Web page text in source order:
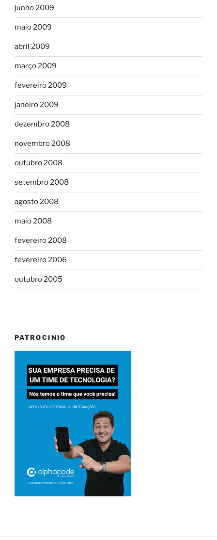
junho 2009
maio 2009
abril 2009
março 2009
fevereiro 2009
janeiro 2009
dezembro 2008
novembro 2008
outubro 2008
setembro 2008
agosto 2008
maio 2008
fevereiro 2008
fevereiro 2006
outubro 2005
PATROCINIO